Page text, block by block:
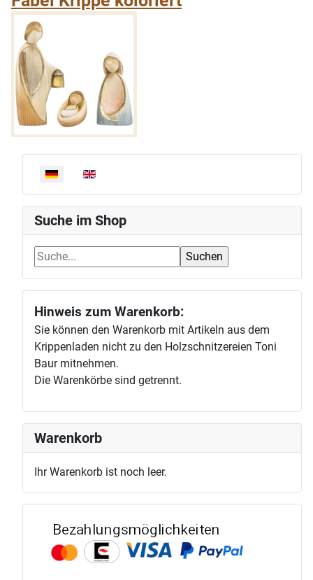
Sprache auswählen
Suche im Shop
Hinweis zum Warenkorb:
Sie können den Warenkorb mit Artikeln aus dem
Krippenladen nicht zu den Holzschnitzereien Toni
Baur mitnehmen.
Die Warenkörbe sind getrennt.
Warenkorb
Ihr Warenkorb ist noch leer.